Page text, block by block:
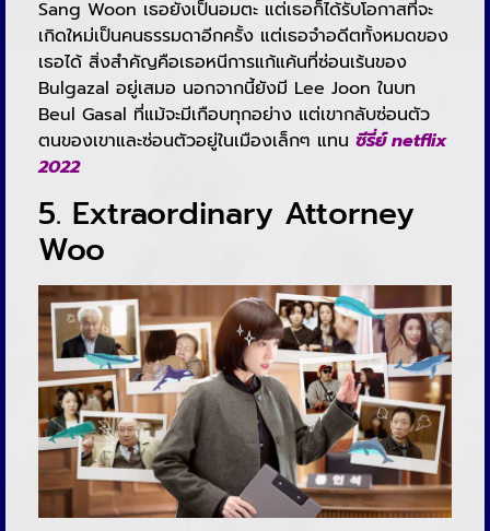
Sang Woon เธอยังเป็นอมตะ แต่เธอก็ได้รับโอกาสที่จะ
เกิดใหม่เป็นคนธรรมดาอีกครั้ง แต่เธอจำอดีตทั้งหมดของ
เธอได้ สิ่งสำคัญคือเธอหนีการแก้แค้นที่ซ่อนเร้นของ
Bulgazal อยู่เสมอ นอกจากนี้ยังมี Lee Joon ในบท
Beul Gasal ที่แม้จะมีเกือบทุกอย่าง แต่เขากลับซ่อนตัว
ตนของเขาและซ่อนตัวอยู่ในเมืองเล็กๆ แทน ซีรี่ย์ netflix
2022
5. Extraordinary Attorney
Woo